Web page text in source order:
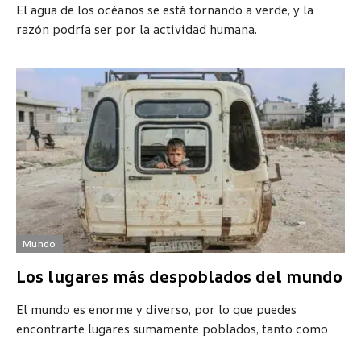
El agua de los océanos se está tornando a verde, y la
razón podría ser por la actividad humana.
Mundo
Los lugares más despoblados del mundo
El mundo es enorme y diverso, por lo que puedes
encontrarte lugares sumamente poblados, tanto como